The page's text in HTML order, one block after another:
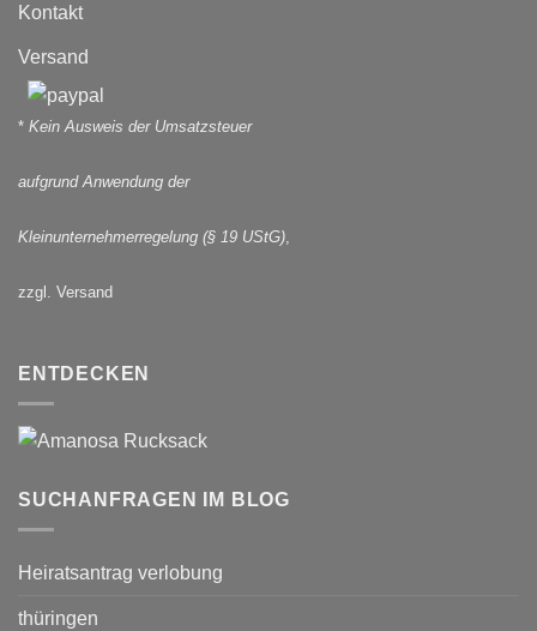
Kontakt
Versand
* Kein Ausweis der Umsatzsteuer
aufgrund Anwendung der
Kleinunternehmerregelung (§ 19 UStG)
zzgl. Versand
ENTDECKEN
SUCHANFRAGEN IM BLOG
Heiratsantrag verlobung
thüringen